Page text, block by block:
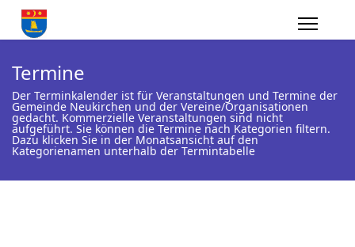
Termine
Der Terminkalender ist für Veranstaltungen und Termine der
Gemeinde Neukirchen und der Vereine/Organisationen
gedacht. Kommerzielle Veranstaltungen sind nicht
aufgeführt. Sie können die Termine nach Kategorien filtern.
Dazu klicken Sie in der Monatsansicht auf den
Kategorienamen unterhalb der Termintabelle